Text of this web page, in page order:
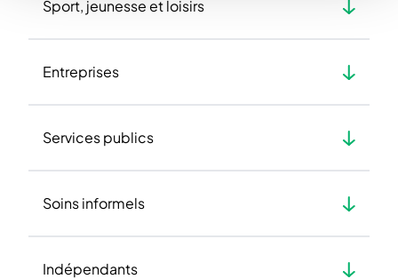
Sport, jeunesse et loisirs
Entreprises
Services publics
Soins informels
Indépendants